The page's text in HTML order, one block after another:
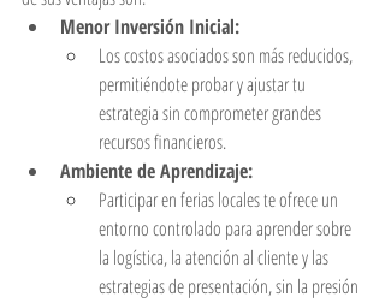
Menor Inversión Inicial:
Los costos asociados son más reducidos,
permitiéndote probar y ajustar tu
estrategia sin comprometer grandes
recursos financieros.
Ambiente de Aprendizaje:
Participar en ferias locales te ofrece un
entorno controlado para aprender sobre
la logística, la atención al cliente y las
estrategias de presentación, sin la presión